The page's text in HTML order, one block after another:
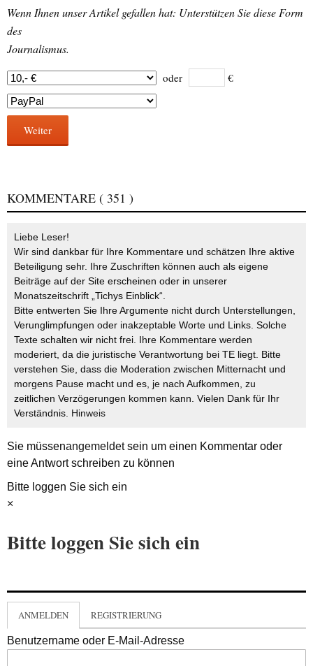
Wenn Ihnen unser Artikel gefallen hat: Unterstützen Sie diese Form
des
Journalismus.
oder €
Weiter
KOMMENTARE ( 351 )
Liebe Leser!
Wir sind dankbar für Ihre Kommentare und schätzen Ihre aktive
Beteiligung sehr. Ihre Zuschriften können auch als eigene
Beiträge auf der Site erscheinen oder in unserer
Monatszeitschrift „Tichys Einblick“.
Bitte entwerten Sie Ihre Argumente nicht durch Unterstellungen,
Verunglimpfungen oder inakzeptable Worte und Links. Solche
Texte schalten wir nicht frei. Ihre Kommentare werden
moderiert, da die juristische Verantwortung bei TE liegt. Bitte
verstehen Sie, dass die Moderation zwischen Mitternacht und
morgens Pause macht und es, je nach Aufkommen, zu
zeitlichen Verzögerungen kommen kann. Vielen Dank für Ihr
Verständnis. Hinweis
Sie müssenangemeldetsein um einen Kommentar oder
eine Antwort schreiben zu können
Bitte loggen Sie sich ein
×
Bitte loggen Sie sich ein
ANMELDEN REGISTRIERUNG
Benutzername oder E-Mail-Adresse